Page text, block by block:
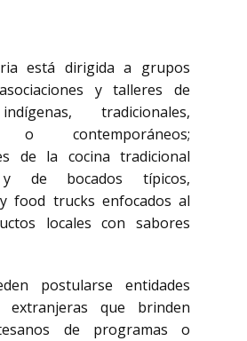
está dirigida a grupos
y talleres de
tradicionales,
o contemporáneos;
de la cocina tradicional
y de bocados típicos,
food trucks enfocados al
locales con sabores
postularse entidades
extranjeras que brinden
de programas o